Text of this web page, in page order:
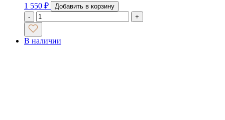
1 550 ₽
Добавить в корзину
-
+
В наличии